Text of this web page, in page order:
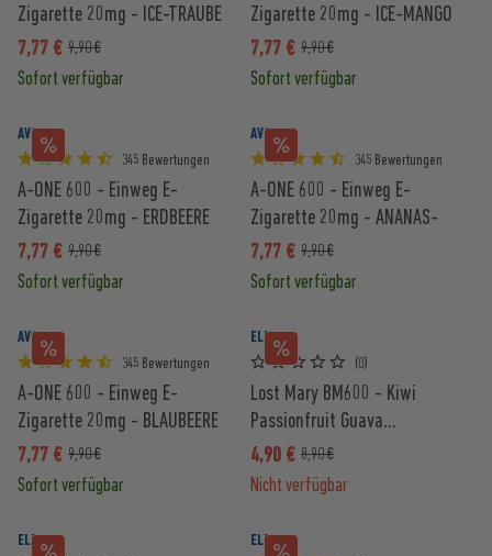
Zigarette 20mg - ICE-TRAUBE
7,77 € 9,90 €
Sofort verfügbar
Zigarette 20mg - ICE-MANGO
7,77 € 9,90 €
Sofort verfügbar
AVORIA
345 Bewertungen
A-ONE 600 - Einweg E-
Zigarette 20mg - ERDBEERE
7,77 € 9,90 €
Sofort verfügbar
AVORIA
345 Bewertungen
A-ONE 600 - Einweg E-
Zigarette 20mg - ANANAS-
KOKOS
7,77 € 9,90 €
Sofort verfügbar
AVORIA
345 Bewertungen
A-ONE 600 - Einweg E-
Zigarette 20mg - BLAUBEERE
7,77 € 9,90 €
Sofort verfügbar
ELFBAR
(0)
Lost Mary BM600 - Kiwi
Passionfruit Guava...
4,90 € 8,90 €
Nicht verfügbar
ELFBAR
ELFBAR